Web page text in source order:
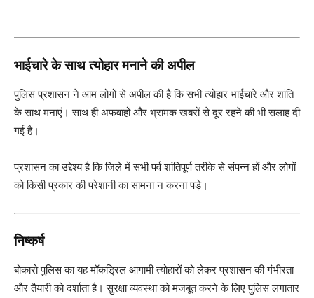
भाईचारे के साथ त्योहार मनाने की अपील
पुलिस प्रशासन ने आम लोगों से अपील की है कि सभी त्योहार भाईचारे और शांति
के साथ मनाएं। साथ ही अफवाहों और भ्रामक खबरों से दूर रहने की भी सलाह दी
गई है।
प्रशासन का उद्देश्य है कि जिले में सभी पर्व शांतिपूर्ण तरीके से संपन्न हों और लोगों
को किसी प्रकार की परेशानी का सामना न करना पड़े।
निष्कर्ष
बोकारो पुलिस का यह मॉकड्रिल आगामी त्योहारों को लेकर प्रशासन की गंभीरता
और तैयारी को दर्शाता है। सुरक्षा व्यवस्था को मजबूत करने के लिए पुलिस लगातार